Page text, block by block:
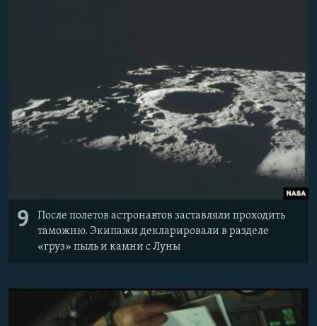
9
После полетов астронавтов заставляли проходить
таможню. Экипажи декларировали в разделе
«груз» пыль и камни с Луны